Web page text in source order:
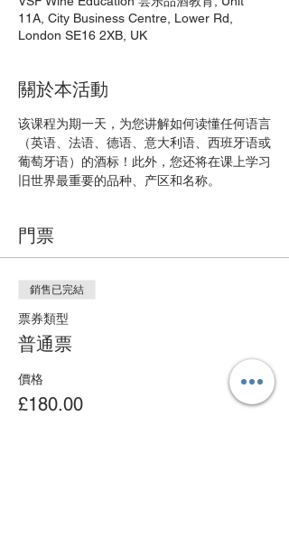
11A, City Business Centre, Lower Rd,
London SE16 2XB, UK
關於本活動
该课程为期一天，为您讲解如何读懂任何语言
（英语、法语、德语、意大利语、西班牙语或
葡萄牙语）的酒标！此外，您还将在课上学习
旧世界最重要的品种、产区和名称。
門票
銷售已完結
票券類型
普通票
價格
£180.00